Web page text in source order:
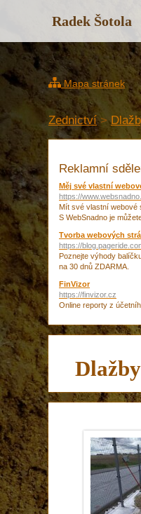
Radek Šotola
Mapa stránek
Zednictví >
Reklamní
Měj své vlastní
https://
Mít své vlastní webové
S WebSnadno je
Tvorba webových
https://
Poznejte výhody
na 30 dnů ZDARMA.
FinVizor
https://finvizor.cz
Online reporty z